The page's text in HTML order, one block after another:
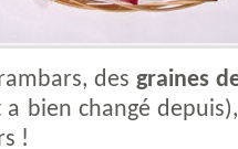
des graines
bien changé
!